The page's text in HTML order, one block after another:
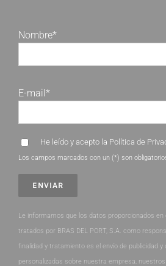
Nombre*
E-mail*
He leído y acepto la Política de
Los campos marcados con un (*) son
Le informamos que los datos proporcionados
tratados por BRAS DEL PORT, S.A. como
finalidad y tratamiento es el envío de publicidad y
personalizadas sobre nuestra empresa,